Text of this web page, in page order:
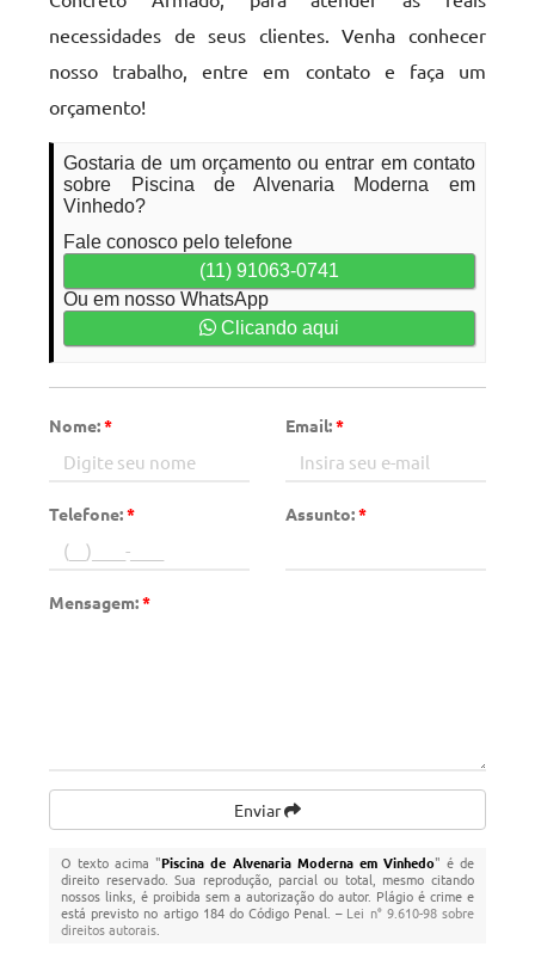
necessidades de seus clientes. Venha conhecer
nosso trabalho, entre em contato e faça um
orçamento!
Gostaria de um orçamento ou entrar em contato
sobre Piscina de Alvenaria Moderna em
Vinhedo?
Fale conosco pelo telefone
(11) 91063-0741
Ou em nosso WhatsApp
Clicando aqui
Nome:* Email:*
Telefone:* Assunto:*
Mensagem:*
Enviar
O texto acima "Piscina de Alvenaria Moderna em Vinhedo" é de
direito reservado. Sua reprodução, parcial ou total, mesmo citando
nossos links, é proibida sem a autorização do autor. Plágio é crime e
está previsto no artigo 184 do Código Penal. – Lei n° 9.610-98 sobre
direitos autorais